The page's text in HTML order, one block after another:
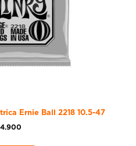
Ernie Ball 2218 10.5-47